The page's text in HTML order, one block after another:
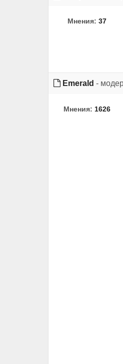
Мнения: 37
Emerald -
Мнения: 1626